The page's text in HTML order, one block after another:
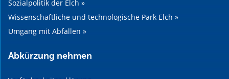
Sozialpolitik der Elch »
Wissenschaftliche und technologische Park Elch »
Umgang mit Abfällen »
Abkürzung nehmen